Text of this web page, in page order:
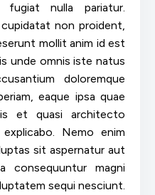
nulla pariatur.
non proident,
mollit anim id est
unde omnis iste natus
doloremque
eaque ipsa quae
et quasi architecto
Nemo enim
sit aspernatur aut
magni
sequi nesciunt.